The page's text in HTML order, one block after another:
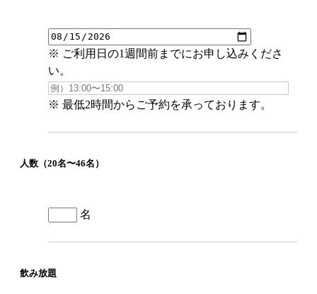
※ ご利用日の1週間前までにお申し込みくださ
い。
※ 最低2時間からご予約を承っております。
人数（20名〜46名）
名
飲み放題